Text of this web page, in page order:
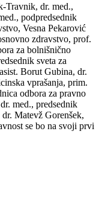
Travnik, dr. med.,
podpredsednik
Vesna Pekarović
zdravstvo, prof.
za bolnišnično
sveta za
Borut Gubina, dr.
vprašanja, prim.
odbora za pravno
med., predsednik
Matevž Gorenšek,
se bo na svoji prvi